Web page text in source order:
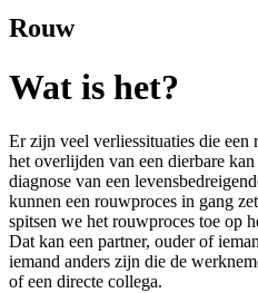
Rouw
Wat is het?
Er zijn veel verliessituaties die
het overlijden van een dierbare
diagnose van een
kunnen een rouwproces in gang
spitsen we het rouwproces toe op
Dat kan een partner, ouder of
iemand anders zijn die de
of een directe collega.